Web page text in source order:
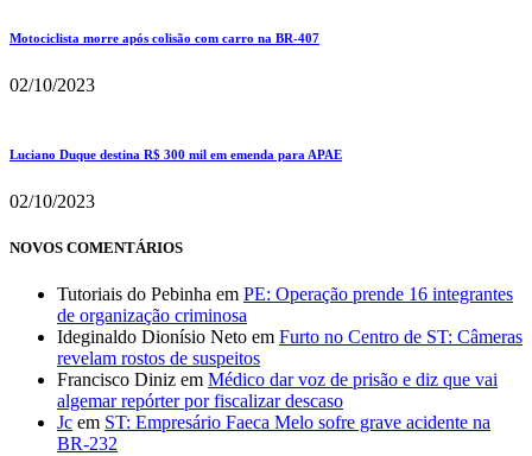
Motociclista morre após colisão com carro na BR-407
02/10/2023
Luciano Duque destina R$ 300 mil em emenda para APAE
02/10/2023
NOVOS COMENTÁRIOS
Tutoriais do Pebinha em PE: Operação prende 16 integrantes
de organização criminosa
Ideginaldo Dionísio Neto em Furto no Centro de ST: Câmeras
revelam rostos de suspeitos
Francisco Diniz em Médico dar voz de prisão e diz que vai
algemar repórter por fiscalizar descaso
Jc em ST: Empresário Faeca Melo sofre grave acidente na
BR-232